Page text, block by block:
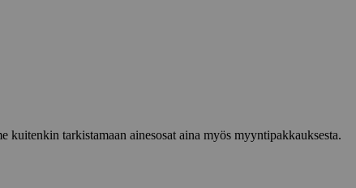
tarkistamaan ainesosat aina myös myyntipakkauksesta.